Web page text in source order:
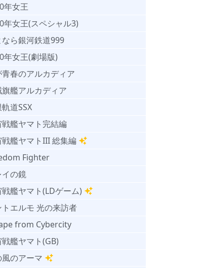
年女王
年女王(スペシャル3)
なら銀河鉄道999
年女王(劇場版)
春のアルカディア
艦アルカディア
道SSX
艦ヤマト完結編
艦ヤマトIII 総集編
Fighter
イの鏡
艦ヤマト(LDゲーム)
トエルモ 光の来訪者
from Cybercity
艦ヤマト(GB)
のアーマ